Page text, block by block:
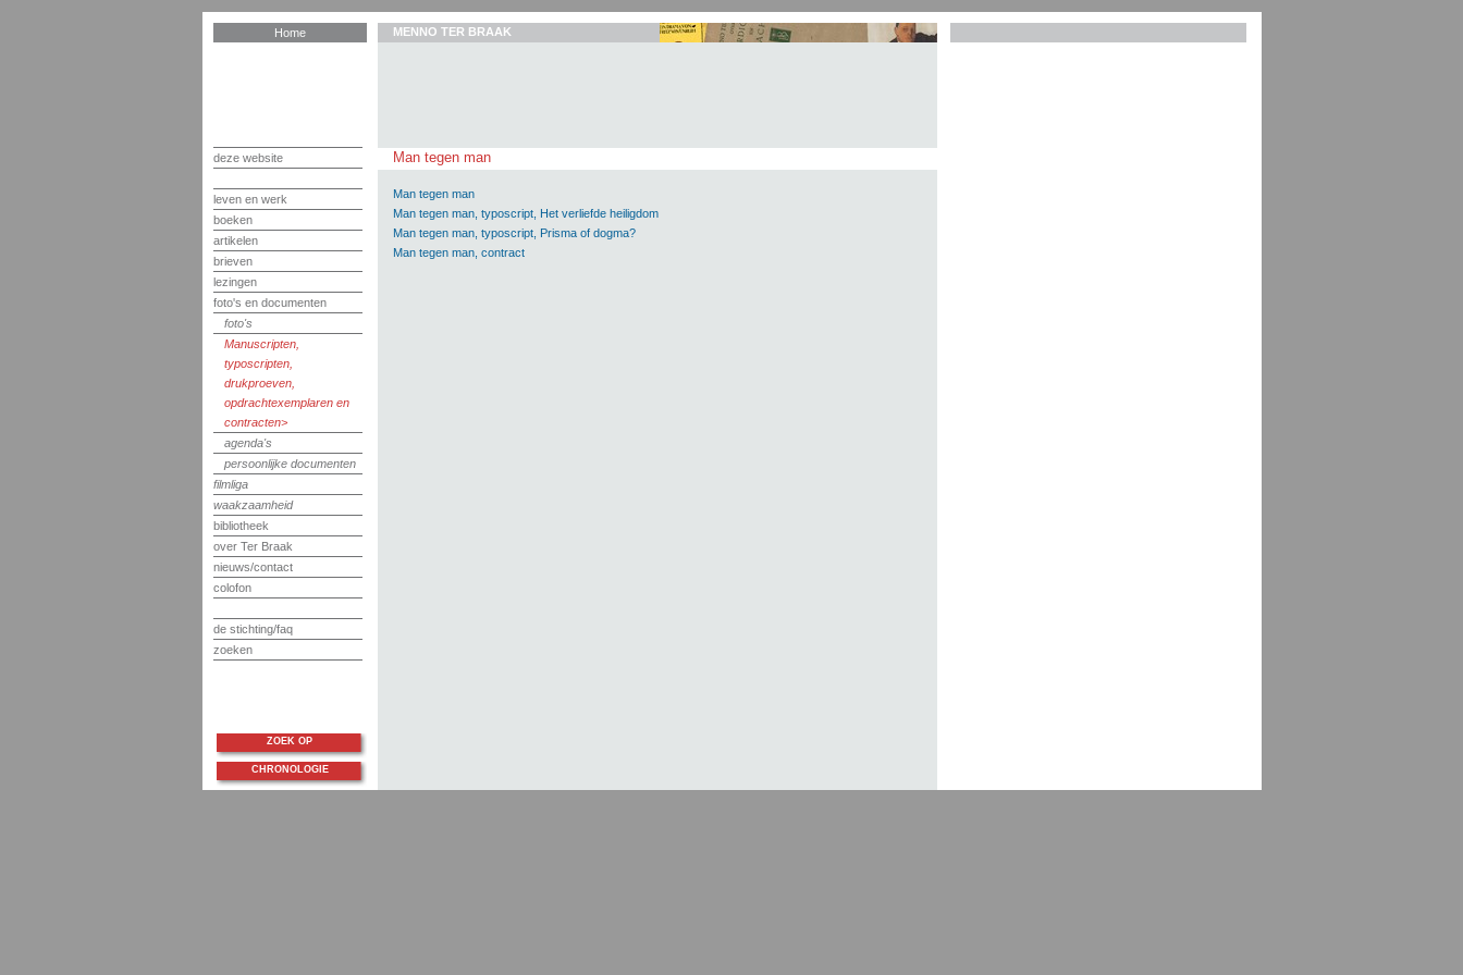
Home
deze website
leven en werk
boeken
artikelen
brieven
lezingen
foto's en documenten
foto's
Manuscripten,
typoscripten,
drukproeven,
opdrachtexemplaren en
contracten
agenda's
persoonlijke documenten
filmliga
waakzaamheid
bibliotheek
over Ter Braak
nieuws/contact
colofon
de stichting/faq
zoeken
MENNO TER BRAAK
Man tegen man
Man tegen man
Man tegen man, typoscript, Het verliefde heiligdom
Man tegen man, typoscript, Prisma of dogma?
Man tegen man, contract
ZOEK OP
CHRONOLOGIE